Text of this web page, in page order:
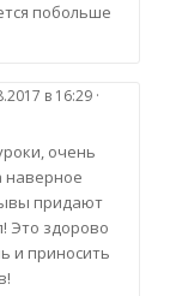
побольше
в 16:29 ·
очень
наверное
придают
Это здорово
и приносить